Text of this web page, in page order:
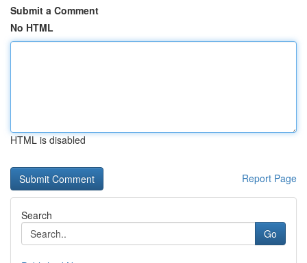
Submit a Comment
No HTML
HTML is disabled
Report Page
Search
Go